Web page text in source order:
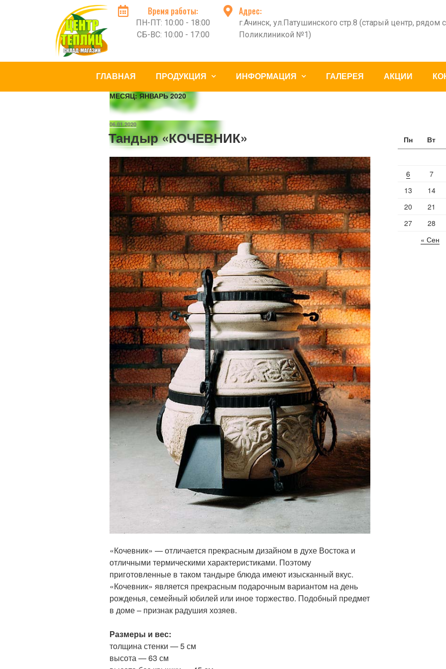
Время работы:
ПН-ПТ: 10:00 - 18:00
СБ-ВС: 10:00 - 17:00
Адрес:
г.Ачинск, ул.Патушинского стр.8 (старый центр, рядом с
Поликлиникой №1)
ГЛАВНАЯ ПРОДУКЦИЯ ИНФОРМАЦИЯ ГАЛЕРЕЯ АКЦИИ
МЕСЯЦ: ЯНВАРЬ 2020
06.01.2020
Тандыр «КОЧЕВНИК»
«Кочевник» — отличается прекрасным дизайном в духе Востока и
отличными термическими характеристиками. Поэтому
приготовленные в таком тандыре блюда имеют изысканный вкус.
«Кочевник» является прекрасным подарочным вариантом на день
рожденья, семейный юбилей или иное торжество. Подобный предмет
в доме – признак радушия хозяев.
Размеры и вес:
толщина стенки — 5 см
высота — 63 см
Пн
Вт
6
7
13
14
20
21
27
28
« Сен